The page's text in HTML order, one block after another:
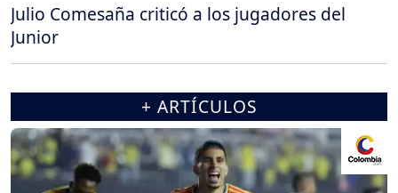
Julio Comesaña criticó a los jugadores del
Junior
+ ARTÍCULOS